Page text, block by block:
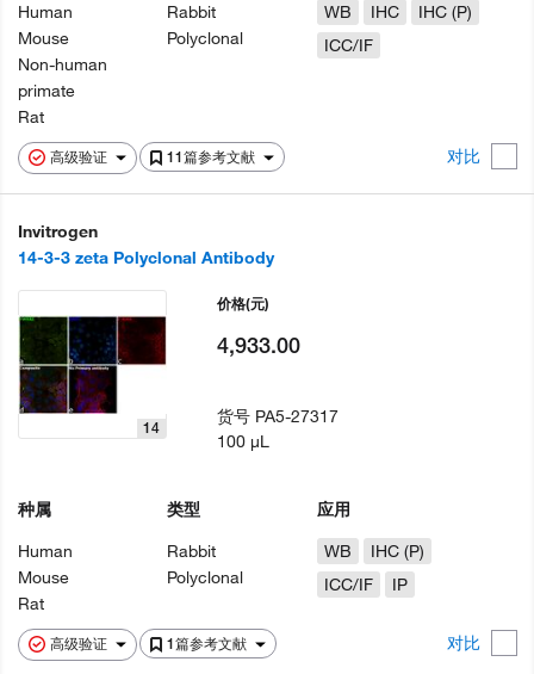
高级验证 11篇参考文献 对比
Human
Mouse
Non-human
primate
Rat
Rabbit
Polyclonal
WB
IHC
IHC (P)
ICC/IF
Invitrogen
14-3-3 zeta Polyclonal Antibody
高级验证 1篇参考文献 对比
14
种属
Human
Mouse
Rat
类型
Rabbit
Polyclonal
应用
WB
IHC (P)
ICC/IF
IP
价格(元)
4,933.00
货号 PA5-27317
100 µL